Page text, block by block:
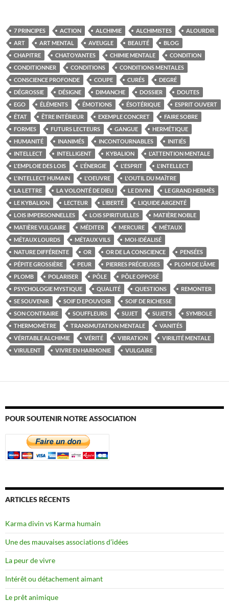
7 PRINCIPES ACTION ALCHIMIE ALCHIMISTES
ALOURDIR
ART
ART MENTAL AVEUGLE BEAUTÉ
BLOG
CHAPITRE
CHATOYANTES CHIMIE MENTALE
CONDITION
CONDITIONNER
CONDITIONS
CONDITIONS MENTALES
CONSCIENCE PROFONDE
COUPE CURÉS
DEGRÉ
DÉGROSSIE
DÉSIGNE DIMANCHE DOSSIER
DOUTES
EGO
ÉLÉMENTS ÉMOTIONS ÉSOTÉRIQUE
ESPRIT OUVERT
ÉTAT
ÊTRE INTÉRIEUR EXEMPLE CONCRET
FAIRE SOBRE
FORMES
FUTURS LECTEURS GANGUE
HERMÉTIQUE
HUMANITÉ
INANIMÉS INCONTOURNABLES
INITIÉS
INTELLECT
INTELLIGENT KYBALION
L'ATTENTION MENTALE
L'EMPLOIE DES LOIS
L'ÉNERGIE L'ESPRIT
L'INTELLECT
L'INTELLECT HUMAIN
L'OEUVRE
L'OUTIL DU MAÎTRE
LA LETTRE
LA VOLONTÉ DE DIEU LE DIVIN
LE GRAND HERMÈS
LE KYBALION
LECTEUR LIBERTÉ
LIQUIDE ARGENTÉ
LOIS IMPERSONNELLES
LOIS SPIRITUELLES
MATIÈRE NOBLE
MATIÈRE VULGAIRE
MÉDITER MERCURE
MÉTAUX
MÉTAUX LOURDS
MÉTAUX VILS
MOI-IDÉALISÉ
NATURE DIFFÉRENTE
OR OR DE LA CONSCIENCE
PENSÉES
PÉPITE GROSSIÈRE
PEUR PIERRES PRÉCIEUSES
PLOM DE L'ÂME
PLOMB
POLARISER PÔLE
PÔLE OPPOSÉ
PSYCHOLOGIE MYSTIQUE
QUALITÉ QUESTIONS
REMONTER
SE SOUVENIR
SOIF D EPOUVOIR
SOIF DE RICHESSE
SON CONTRAIRE
SOUFFLEURS SUJET SUJETS
SYMBOLE
THERMOMÈTRE
TRANSMUTATION MENTALE
VANITÉS
VÉRITABLE ALCHIMIE
VÉRITÉ VIBRATION
VIRILITÉ MENTALE
VIRULENT
VIVRE EN HARMONIE VULGAIRE
POUR SOUTENIR NOTRE ASSOCIATION
ARTICLES RÉCENTS
Karma divin vs Karma humain
Une des mauvaises associations d’idées
La peur de vivre
Intérêt ou détachement aimant
Le prêt animique